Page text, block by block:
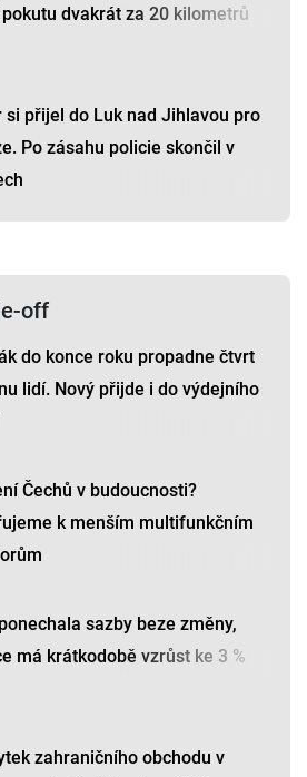
dvakrát za 20 kilometrů
si přijel do Luk nad Jihlavou pro
Po zásahu policie skončil v
off
do konce roku propadne čtvrt
lidí. Nový přijde i do výdejního
Čechů v budoucnosti?
k menším multifunkčním
sazby beze změny,
má krátkodobě vzrůst ke 3 %
zahraničního obchodu v